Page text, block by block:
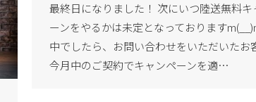
最終日になりました！ 次にいつ陸送無料キ
ーンをやるかは未定となっております
中でしたら、お問い合わせをいただいたお
今月中のご契約でキャンペーンを適…